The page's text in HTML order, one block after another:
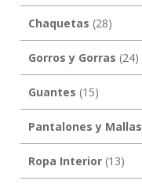
Chaquetas (28)
Gorros y Gorras (24)
Guantes (15)
Pantalones y Mallas
Ropa Interior(13)